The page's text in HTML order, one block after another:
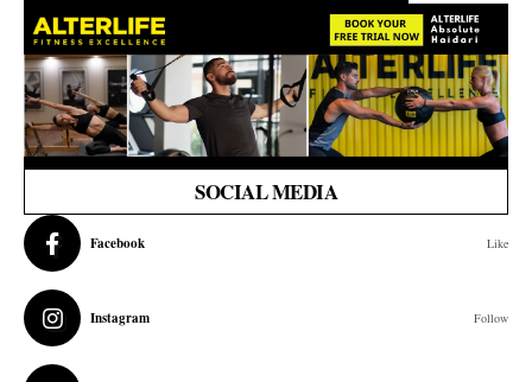
SOCIAL MEDIA
Facebook Like
Instagram Follow